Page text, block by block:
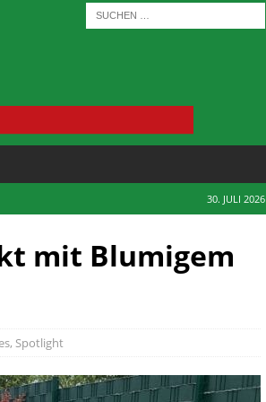
30. JULI 2026
mit Blumigem
, Spotlight